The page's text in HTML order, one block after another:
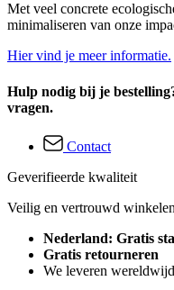
Met veel concrete
minimaliseren van onze
Hier vind je meer informatie.
Hulp nodig bij je
vragen.
Contact
Geverifieerde kwaliteit
Veilig en vertrouwd winkelen
Nederland: Gratis
Gratis retourneren
We leveren